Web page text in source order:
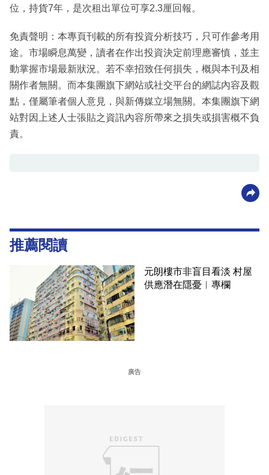
位，持貨7年，是次租出單位可享2.3厘回報。
免責聲明：本專頁刊載的所有投資分析技巧，只可作參考用
途。市場瞬息萬變，讀者在作出投資決定前理應審慎，並主
動掌握市場最新狀況。若不幸招致任何損失，概與本刊及相
關作者無關。而本集團旗下網站或社交平台的網誌內容及觀
點，僅屬筆者個人意見，與新傳媒立場無關。本集團旗下網
站對因上述人士張貼之資訊內容所帶來之損失或損害概不負
責。
推薦閱讀
元朗樓市非盲目看淡 村屋
供應潛在隱憂︳專欄
廣告